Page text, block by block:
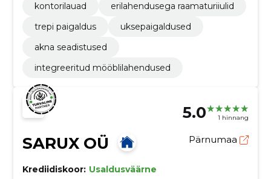
kontorilauad
erilahendusega raamaturiiulid
trepi paigaldus
uksepaigaldused
akna seadistused
integreeritud mööblilahendused
5.0 1 hinnang
SARUX OÜ Pärnumaa
Krediidiskoor: Usaldusväärne